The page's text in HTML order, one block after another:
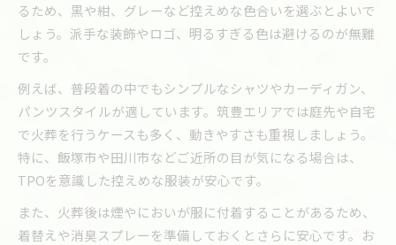
るため、黒や紺、グレーなど控えめな色合いを選ぶとよいで
しょう。派手な装飾やロゴ、明るすぎる色は避けるのが無難
です。
例えば、普段着の中でもシンプルなシャツやカーディガン、
パンツスタイルが適しています。筑豊エリアでは庭先や自宅
で火葬を行うケースも多く、動きやすさも重視しましょう。
特に、飯塚市や田川市などご近所の目が気になる場合は、
TPOを意識した控えめな服装が安心です。
また、火葬後は煙やにおいが服に付着することがあるため、
着替えや消臭スプレーを準備しておくとさらに安心です。お